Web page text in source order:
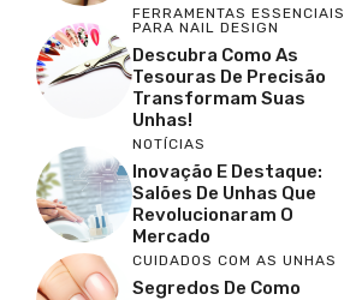
FERRAMENTAS ESSENCIAIS
PARA NAIL DESIGN
Descubra Como As
Tesouras De Precisão
Transformam Suas
Unhas!
NOTÍCIAS
Inovação E Destaque:
Salões De Unhas Que
Revolucionaram O
Mercado
CUIDADOS COM AS UNHAS
Segredos De Como